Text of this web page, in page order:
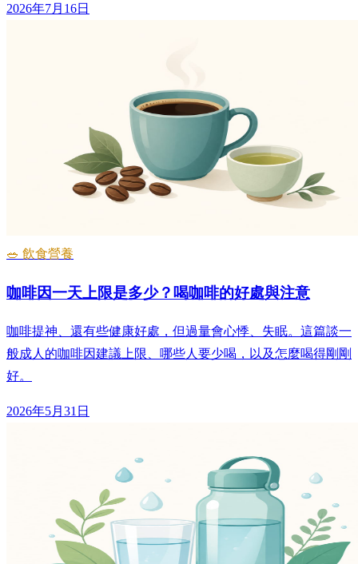
2026年7月16日
🥗 飲食營養
咖啡因一天上限是多少？喝咖啡的好處與注意
咖啡提神、還有些健康好處，但過量會心悸、失眠。這篇談一
般成人的咖啡因建議上限、哪些人要少喝，以及怎麼喝得剛剛
好。
2026年5月31日